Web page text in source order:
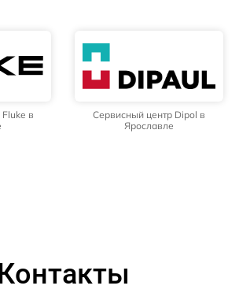
в
Сервисный центр Dipol в
Ярославле